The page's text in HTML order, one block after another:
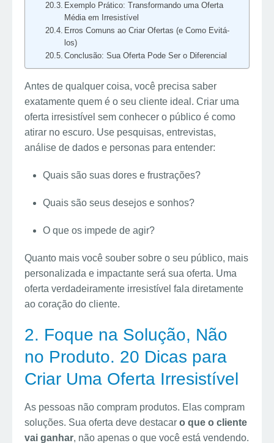
Exemplo Prático: Transformando uma Oferta
Média em Irresistível
Erros Comuns ao Criar Ofertas (e Como Evitá-
los)
Conclusão: Sua Oferta Pode Ser o Diferencial
Antes de qualquer coisa, você precisa saber
exatamente quem é o seu cliente ideal. Criar uma
oferta irresistível sem conhecer o público é como
atirar no escuro. Use pesquisas, entrevistas,
análise de dados e personas para entender:
Quais são suas dores e frustrações?
Quais são seus desejos e sonhos?
O que os impede de agir?
Quanto mais você souber sobre o seu público, mais
personalizada e impactante será sua oferta. Uma
oferta verdadeiramente irresistível fala diretamente
ao coração do cliente.
2. Foque na Solução, Não
no Produto. 20 Dicas para
Criar Uma Oferta Irresistível
As pessoas não compram produtos. Elas compram
soluções. Sua oferta deve destacar o que o cliente
vai ganhar, não apenas o que você está vendendo.